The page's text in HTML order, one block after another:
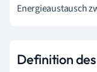
Energieaustausch
Definition